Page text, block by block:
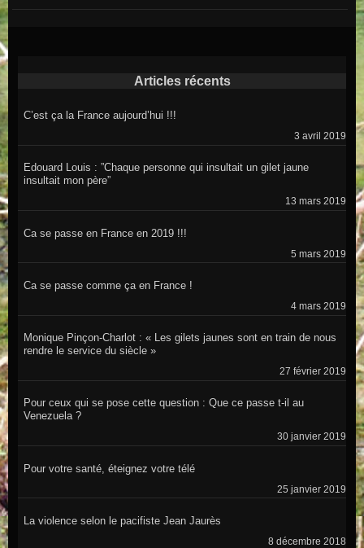
Articles récents
C’est ça la France aujourd’hui !!!
3 avril 2019
Edouard Louis : ”Chaque personne qui insultait un gilet jaune
insultait mon père”
13 mars 2019
Ca se passe en France en 2019 !!!
5 mars 2019
Ca se passe comme ça en France !
4 mars 2019
Monique Pinçon-Charlot : « Les gilets jaunes sont en train de nous
rendre le service du siècle »
27 février 2019
Pour ceux qui se pose cette question : Que ce passe t-il au
Venezuela ?
30 janvier 2019
Pour votre santé, éteignez votre télé
25 janvier 2019
La violence selon le pacifiste Jean Jaurès
8 décembre 2018